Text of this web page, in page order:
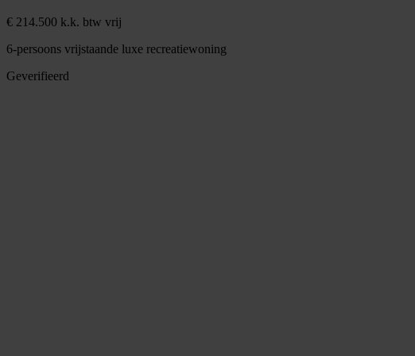
€ 214.500 k.k. btw vrij
6-persoons vrijstaande luxe recreatiewoning
Geverifieerd